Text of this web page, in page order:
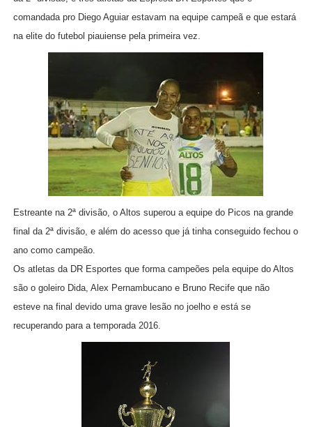
comandada pro Diego Aguiar estavam na equipe campeã e que estará
na elite do futebol piauiense pela primeira vez.
Estreante na 2ª divisão, o Altos superou a equipe do Picos na grande
final da 2ª divisão, e além do acesso que já tinha conseguido fechou o
ano como campeão.
Os atletas da DR Esportes que forma campeões pela equipe do Altos
são o goleiro Dida, Alex Pernambucano e Bruno Recife que não
esteve na final devido uma grave lesão no joelho e está se
recuperando para a temporada 2016.